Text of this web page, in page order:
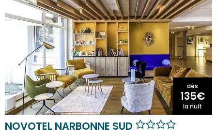
dès
135€
la nuit
NOVOTEL NARBONNE SUD